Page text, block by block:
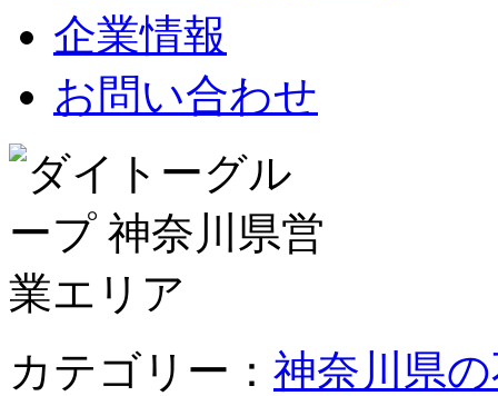
企業情報
お問い合わせ
カテゴリー： 神奈川県